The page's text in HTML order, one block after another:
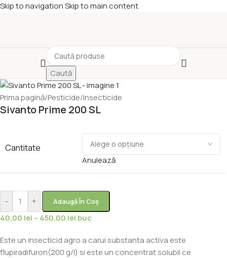
Skip to navigationSkip to main content
Caută
Prima pagină/Pesticide/Insecticide
Sivanto Prime 200 SL
Cantitate
Anulează
- + Adaugă În Coș
40,00 lei – 450,00 lei buc
Este un insecticid agro a carui substanta activa este
flupiradifuron(200 g/l) si este un concentrat solubil ce